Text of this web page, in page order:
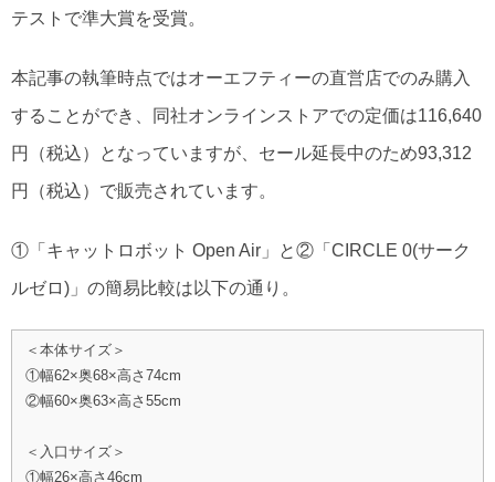
テストで準大賞を受賞。
本記事の執筆時点ではオーエフティーの直営店でのみ購入
することができ、同社オンラインストアでの定価は116,640
円（税込）となっていますが、セール延長中のため93,312
円（税込）で販売されています。
①「キャットロボット Open Air」と②「CIRCLE 0(サーク
ルゼロ)」の簡易比較は以下の通り。
＜本体サイズ＞
①幅62×奥68×高さ74cm
②幅60×奥63×高さ55cm
＜入口サイズ＞
①幅26×高さ46cm